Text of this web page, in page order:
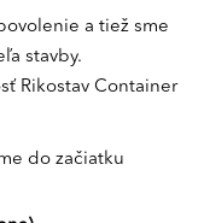
a tiež sme
stavby.
Rikostav Container
do začiatku